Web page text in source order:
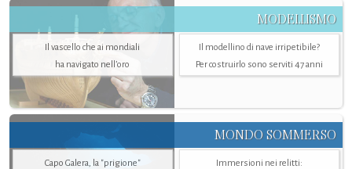
MODELLISMO
Il vascello che ai mondiali
ha navigato nell’oro
Il modellino di nave irripetibile?
Per costruirlo sono serviti 47 anni
MONDO SOMMERSO
Capo Galera, la "prigione"
Immersioni nei relitti: